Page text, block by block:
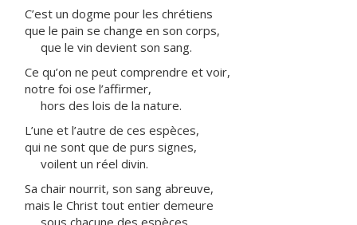
C’est un dogme pour les chrétiens
que le pain se change en son corps,
que le vin devient son sang.
Ce qu’on ne peut comprendre et voir,
notre foi ose l’affirmer,
hors des lois de la nature.
L’une et l’autre de ces espèces,
qui ne sont que de purs signes,
voilent un réel divin.
Sa chair nourrit, son sang abreuve,
mais le Christ tout entier demeure
sous chacune des espèces.